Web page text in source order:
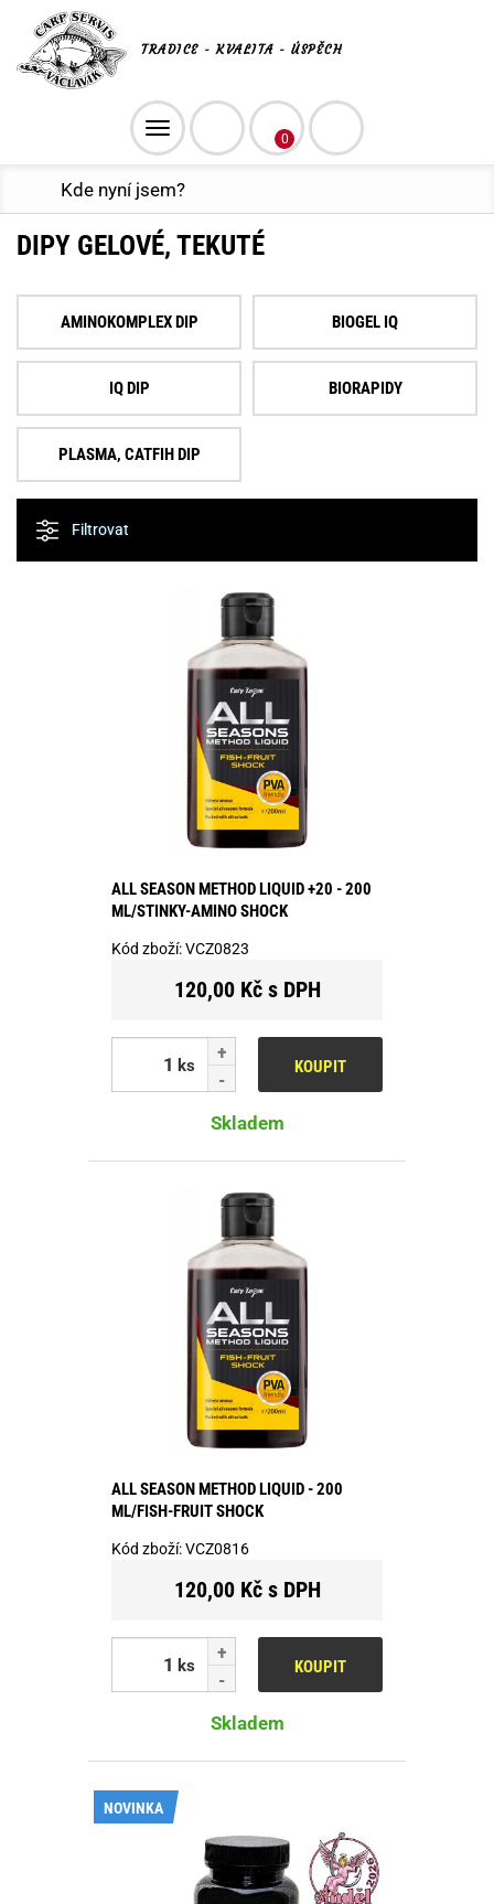
TRADICE - KVALITA - ÚSPĚCH
Toggle
navigation
0
Kde nyní jsem?
DIPY GELOVÉ, TEKUTÉ
AMINOKOMPLEX DIP BIOGEL IQ
IQ DIP BIORAPIDY
PLASMA, CATFIH DIP
Filtrovat
ALL SEASON METHOD LIQUID +20 - 200
ML/STINKY-AMINO SHOCK
Kód zboží:VCZ0823
120,00 Kč s DPH
ks KOUPIT
Skladem
ALL SEASON METHOD LIQUID - 200
ML/FISH-FRUIT SHOCK
Kód zboží:VCZ0816
120,00 Kč s DPH
ks KOUPIT
Skladem
NOVINKA